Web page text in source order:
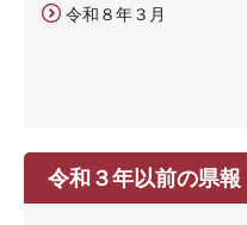
令和８年３月
令和３年以前の県報